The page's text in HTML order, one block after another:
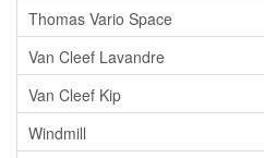
Thomas Vario Space
Van Cleef Lavandre
Van Cleef Kip
Windmill